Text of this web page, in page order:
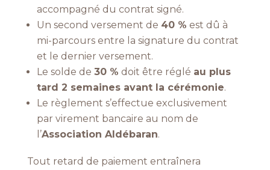
accompagné du contrat signé.
Un second versement de 40 % est dû à
mi-parcours entre la signature du contrat
et le dernier versement.
Le solde de 30 % doit être réglé au plus
tard 2 semaines avant la cérémonie.
Le règlement s’effectue exclusivement
par virement bancaire au nom de
l’Association Aldébaran.
Tout retard de paiement entraînera